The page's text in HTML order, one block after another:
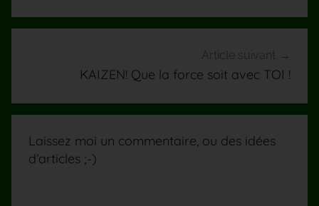
Article suivant
KAIZEN! Que la force soit avec TOI !
Laissez moi un commentaire, ou des idées
d’articles ;-)